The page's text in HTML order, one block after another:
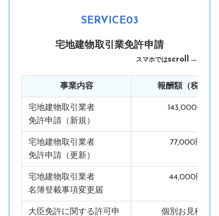
SERVICE03
宅地建物取引業免許申請
スマホではscroll→
事業内容 報酬額（税込）
宅地建物取引業者
免許申請（新規）
143,000円
宅地建物取引業者
免許申請（更新）
77,000円
宅地建物取引業者
名簿登載事項変更届
44,000円
大臣免許に関する許可申
個別お見積り